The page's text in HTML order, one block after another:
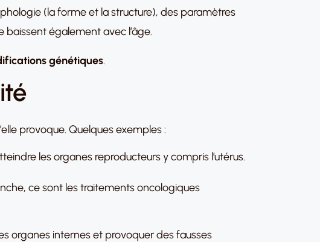
(la forme et la structure), des paramètres
également avec l’âge.
génétiques.
provoque. Quelques exemples :
les organes reproducteurs y compris l’utérus.
ce sont les traitements oncologiques
organes internes et provoquer des fausses